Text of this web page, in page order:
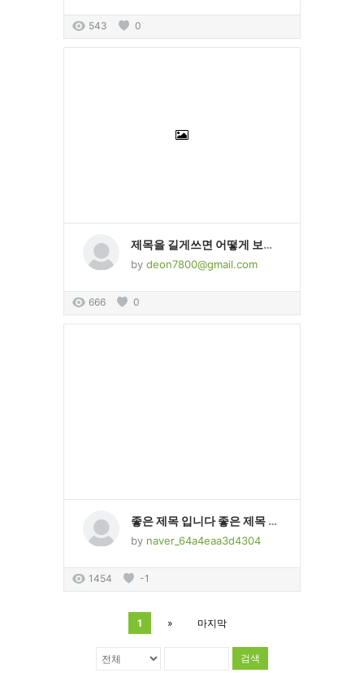
543 0
제목을 길게쓰면 어떻게 보이는지 테스트 하기 위한 게시물입니다
by deon7800@gmail.com
666 0
좋은 제목 입니다 좋은 제목 입니다 좋은 제목 입니다 좋은 제목 입니다 좋은 제목 입니다 좋은 제목 입니다 좋은 제목 입니다
by naver_64a4eaa3d4304
1454 -1
1 » 마지막
검색